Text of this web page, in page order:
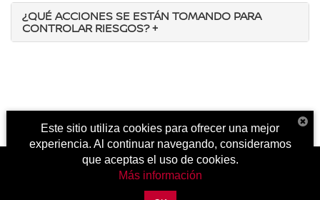
¿QUÉ ACCIONES SE ESTÁN TOMANDO PARA
CONTROLAR RIESGOS?+
Este sitio utiliza cookies para ofrecer una mejor
experiencia. Al continuar navegando, consideramos
que aceptas el uso de cookies.
Más información